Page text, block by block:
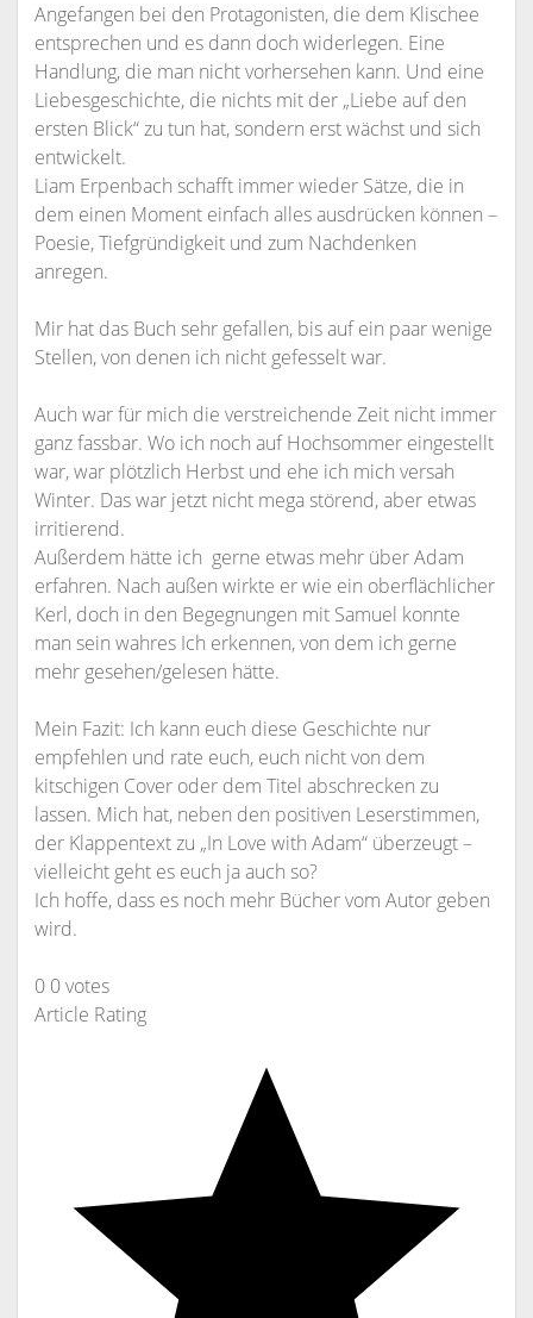
Angefangen bei den Protagonisten, die dem Klischee
entsprechen und es dann doch widerlegen. Eine
Handlung, die man nicht vorhersehen kann. Und eine
Liebesgeschichte, die nichts mit der „Liebe auf den
ersten Blick“ zu tun hat, sondern erst wächst und sich
entwickelt.
Liam Erpenbach schafft immer wieder Sätze, die in
dem einen Moment einfach alles ausdrücken können –
Poesie, Tiefgründigkeit und zum Nachdenken
anregen.
Mir hat das Buch sehr gefallen, bis auf ein paar wenige
Stellen, von denen ich nicht gefesselt war.
Auch war für mich die verstreichende Zeit nicht immer
ganz fassbar. Wo ich noch auf Hochsommer eingestellt
war, war plötzlich Herbst und ehe ich mich versah
Winter. Das war jetzt nicht mega störend, aber etwas
irritierend.
Außerdem hätte ich gerne etwas mehr über Adam
erfahren. Nach außen wirkte er wie ein oberflächlicher
Kerl, doch in den Begegnungen mit Samuel konnte
man sein wahres Ich erkennen, von dem ich gerne
mehr gesehen/gelesen hätte.
Mein Fazit: Ich kann euch diese Geschichte nur
empfehlen und rate euch, euch nicht von dem
kitschigen Cover oder dem Titel abschrecken zu
lassen. Mich hat, neben den positiven Leserstimmen,
der Klappentext zu „In Love with Adam“ überzeugt –
vielleicht geht es euch ja auch so?
Ich hoffe, dass es noch mehr Bücher vom Autor geben
wird.
0 0votes
Article Rating